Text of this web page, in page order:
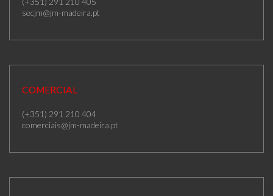
secjm@jm-madeira.pt
COMERCIAL
(+351) 291 210 404
comerciais@jm-madeira.pt